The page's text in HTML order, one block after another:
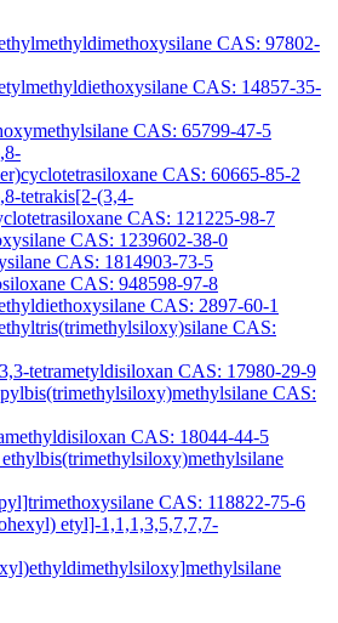
CAS: 97802-
CAS: 14857-35-
CAS: 65799-47-5
CAS: 60665-85-2
tetrakis[2-(3,4-
CAS: 121225-98-7
CAS: 1239602-38-0
CAS: 1814903-73-5
CAS: 948598-97-8
CAS: 2897-60-1
CAS:
tetrametyldisiloxan CAS: 17980-29-9
CAS:
CAS: 18044-44-5
CAS: 118822-75-6
etyl]-1,1,1,3,5,7,7,7-